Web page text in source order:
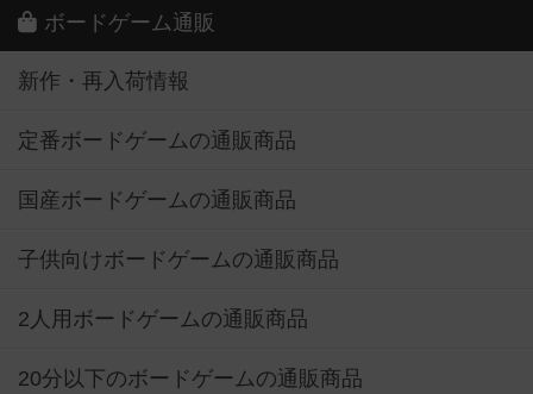
ボードゲーム通販
新作・再入荷情報
定番ボードゲームの通販商品
国産ボードゲームの通販商品
子供向けボードゲームの通販商品
2人用ボードゲームの通販商品
20分以下のボードゲームの通販商品